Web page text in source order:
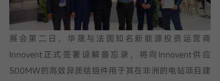
展会第二日，华晟与法国知名新能源投资运营商
Innovent正式签署谅解备忘录，将向Innovent供应
500MW的高效异质结组件用于其在非洲的电站项目建